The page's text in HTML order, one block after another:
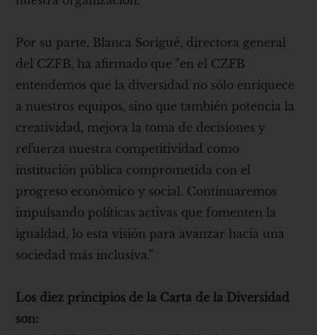
Por su parte, Blanca Sorigué, directora general
del CZFB, ha afirmado que "en el CZFB
entendemos que la diversidad no sólo enriquece
a nuestros equipos, sino que también potencia la
creatividad, mejora la toma de decisiones y
refuerza nuestra competitividad como
institución pública comprometida con el
progreso económico y social. Continuaremos
impulsando políticas activas que fomenten la
igualdad, lo esta visión para avanzar hacia una
sociedad más inclusiva.”
Los diez principios de la Carta de la Diversidad
son: